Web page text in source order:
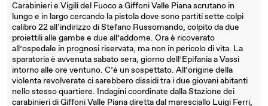
Carabinieri e Vigili del Fuoco a Giffoni Valle Piana scrutano in
lungo e in largo cercando la pistola dove sono partiti sette colpi
calibro 22 all’indirizzo di Stefano Russomando, colpito da due
proiettili alle gambe e due all’addome. Ora è ricoverato
all’ospedale in prognosi riservata, ma non in pericolo di vita. La
sparatoria è avvenuta sabato sera, giorno dell’Epifania a Vassi
intorno alle ore ventuno. C’è un sospettato. All’origine della
violenta revolverate ci sarebbero dissidi tra i due giovani abitanti
nello stesso quartiere. Indagini coordinate dalla Stazione dei
carabinieri di Giffoni Valle Piana diretta dal maresciallo Luigi Ferri,